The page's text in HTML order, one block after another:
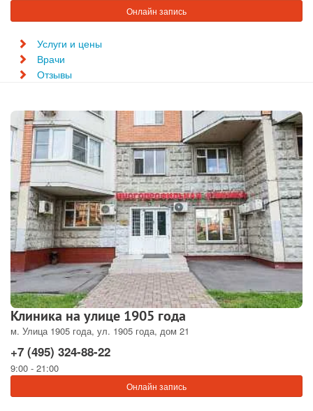
Онлайн запись
Услуги и цены
Врачи
Отзывы
Клиника на улице 1905 года
м. Улица 1905 года, ул. 1905 года, дом 21
+7 (495) 324-88-22
9:00 - 21:00
Онлайн запись